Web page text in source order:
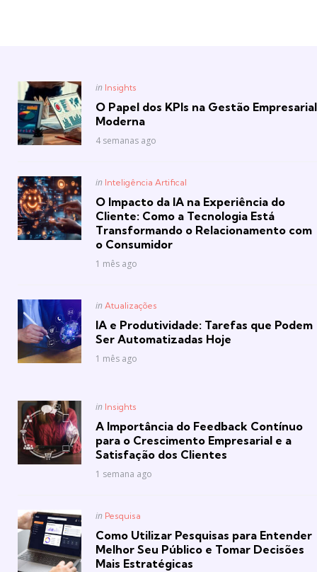
Posted
in Insights
O Papel dos KPIs na Gestão Empresarial
Moderna
4 semanas ago
Posted
in Inteligência Artifical
O Impacto da IA na Experiência do
Cliente: Como a Tecnologia Está
Transformando o Relacionamento com
o Consumidor
1 mês ago
Posted
in Atualizações
IA e Produtividade: Tarefas que Podem
Ser Automatizadas Hoje
1 mês ago
Posted
in Insights
A Importância do Feedback Contínuo
para o Crescimento Empresarial e a
Satisfação dos Clientes
1 semana ago
Posted
in Pesquisa
Como Utilizar Pesquisas para Entender
Melhor Seu Público e Tomar Decisões
Mais Estratégicas